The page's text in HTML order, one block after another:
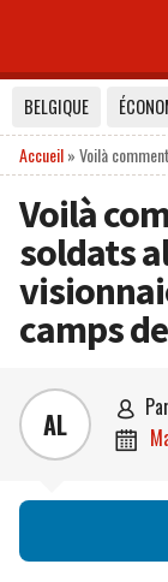
BELGIQUE
Accueil»Voilà
Voilà
soldats
camps
AL  par
